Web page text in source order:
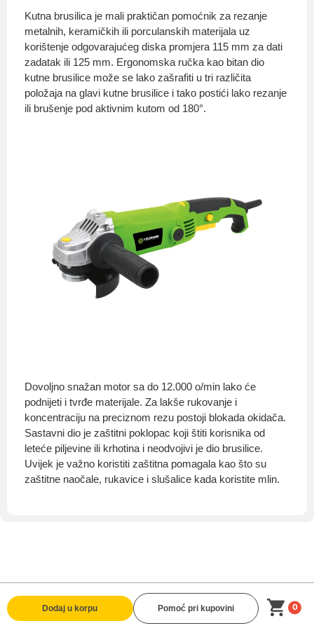
Kutna brusilica je mali praktičan pomoćnik za rezanje
metalnih, keramičkih ili porculanskih materijala uz
korištenje odgovarajućeg diska promjera 115 mm za dati
zadatak ili 125 mm. Ergonomska ručka kao bitan dio
kutne brusilice može se lako zašrafiti u tri različita
položaja na glavi kutne brusilice i tako postići lako rezanje
ili brušenje pod aktivnim kutom od 180°.
Dovoljno snažan motor sa do 12.000 o/min lako će
podnijeti i tvrđe materijale. Za lakše rukovanje i
koncentraciju na preciznom rezu postoji blokada okidača.
Sastavni dio je zaštitni poklopac koji štiti korisnika od
leteće piljevine ili krhotina i neodvojivi je dio brusilice.
Uvijek je važno koristiti zaštitna pomagala kao što su
zaštitne naočale, rukavice i slušalice kada koristite mlin.
Dodaj u korpu Pomoć pri kupovini 0
O nama
Uvjeti i odredbe